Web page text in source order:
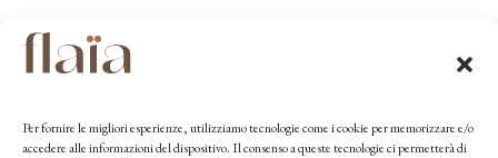
Per fornire le migliori esperienze, utilizziamo tecnologie come i cookie per memorizzare e/o
accedere alle informazioni del dispositivo. Il consenso a queste tecnologie ci permetterà di
Ampia e confortevole, con un mazzo di fiori
freschi riposti nel vaso, un dettaglio che mi è
originali e alle mezzane in cotto restaurate.